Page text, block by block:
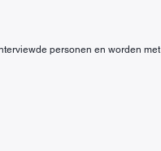
personen en worden